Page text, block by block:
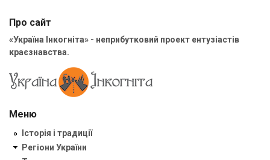
Про сайт
«Україна Інкогніта» - неприбутковий проект ентузіастів
краєзнавства.
Меню
Історія і традиції
Регіони України